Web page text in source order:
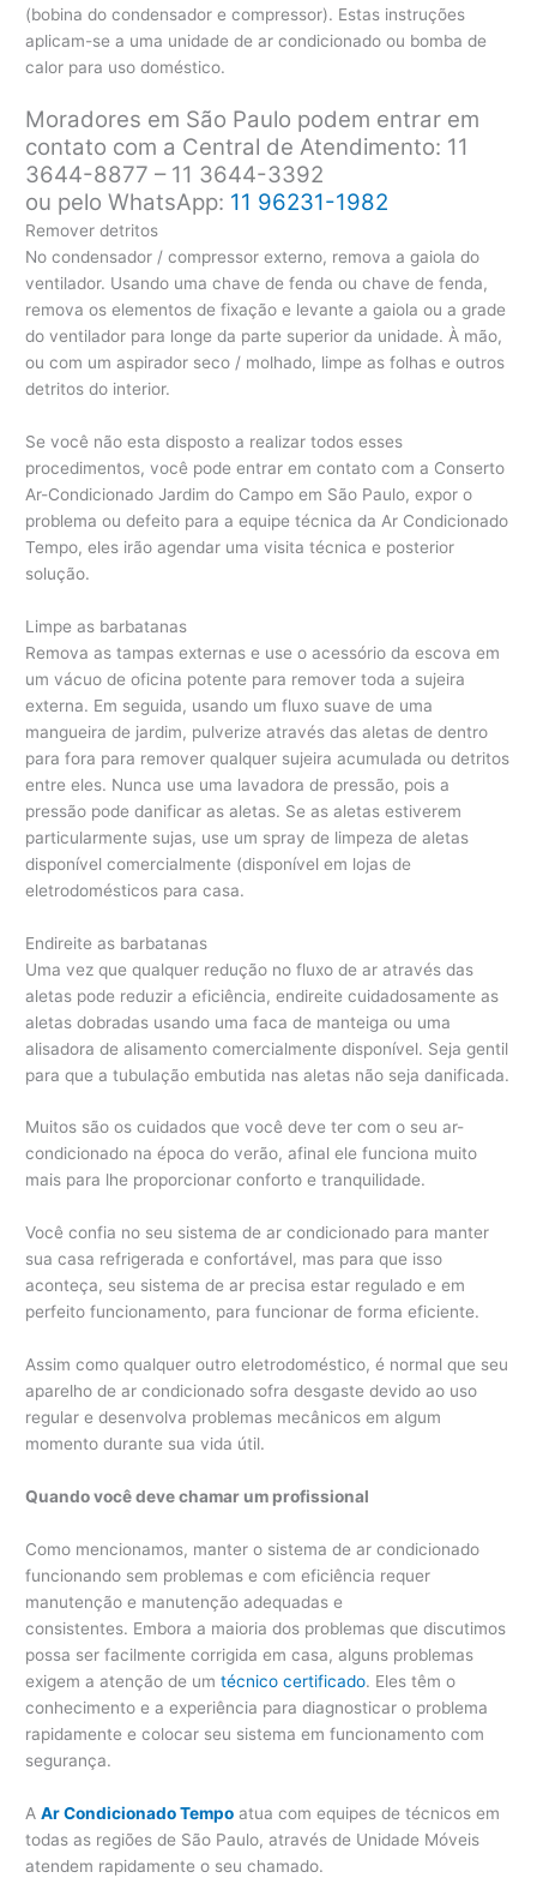
(bobina do condensador e compressor). Estas instruções
aplicam-se a uma unidade de ar condicionado ou bomba de
calor para uso doméstico.
Moradores em São Paulo podem entrar em
contato com a Central de Atendimento: 11
3644-8877 – 11 3644-3392
ou pelo WhatsApp: 11 96231-1982
Remover detritos
No condensador / compressor externo, remova a gaiola do
ventilador. Usando uma chave de fenda ou chave de fenda,
remova os elementos de fixação e levante a gaiola ou a grade
do ventilador para longe da parte superior da unidade. À mão,
ou com um aspirador seco / molhado, limpe as folhas e outros
detritos do interior.
Se você não esta disposto a realizar todos esses
procedimentos, você pode entrar em contato com a Conserto
Ar-Condicionado Jardim do Campo em São Paulo, expor o
problema ou defeito para a equipe técnica da Ar Condicionado
Tempo, eles irão agendar uma visita técnica e posterior
solução.
Limpe as barbatanas
Remova as tampas externas e use o acessório da escova em
um vácuo de oficina potente para remover toda a sujeira
externa. Em seguida, usando um fluxo suave de uma
mangueira de jardim, pulverize através das aletas de dentro
para fora para remover qualquer sujeira acumulada ou detritos
entre eles. Nunca use uma lavadora de pressão, pois a
pressão pode danificar as aletas. Se as aletas estiverem
particularmente sujas, use um spray de limpeza de aletas
disponível comercialmente (disponível em lojas de
eletrodomésticos para casa.
Endireite as barbatanas
Uma vez que qualquer redução no fluxo de ar através das
aletas pode reduzir a eficiência, endireite cuidadosamente as
aletas dobradas usando uma faca de manteiga ou uma
alisadora de alisamento comercialmente disponível. Seja gentil
para que a tubulação embutida nas aletas não seja danificada.
Muitos são os cuidados que você deve ter com o seu ar-
condicionado na época do verão, afinal ele funciona muito
mais para lhe proporcionar conforto e tranquilidade.
Você confia no seu sistema de ar condicionado para manter
sua casa refrigerada e confortável, mas para que isso
aconteça, seu sistema de ar precisa estar regulado e em
perfeito funcionamento, para funcionar de forma eficiente.
Assim como qualquer outro eletrodoméstico, é normal que seu
aparelho de ar condicionado sofra desgaste devido ao uso
regular e desenvolva problemas mecânicos em algum
momento durante sua vida útil.
Quando você deve chamar um profissional
Como mencionamos, manter o sistema de ar condicionado
funcionando sem problemas e com eficiência requer
manutenção e manutenção adequadas e
consistentes. Embora a maioria dos problemas que discutimos
possa ser facilmente corrigida em casa, alguns problemas
exigem a atenção de umtécnico certificado. Eles têm o
conhecimento e a experiência para diagnosticar o problema
rapidamente e colocar seu sistema em funcionamento com
segurança.
AAr Condicionado Tempo atua com equipes de técnicos em
todas as regiões de São Paulo, através de Unidade Móveis
atendem rapidamente o seu chamado.